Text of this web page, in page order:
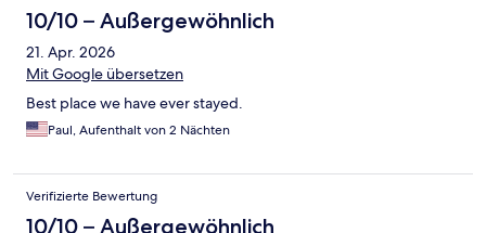
10/10 – Außergewöhnlich
21. Apr. 2026
Mit Google übersetzen
Best place we have ever stayed.
Paul, Aufenthalt von 2 Nächten
Verifizierte Bewertung
10/10 – Außergewöhnlich